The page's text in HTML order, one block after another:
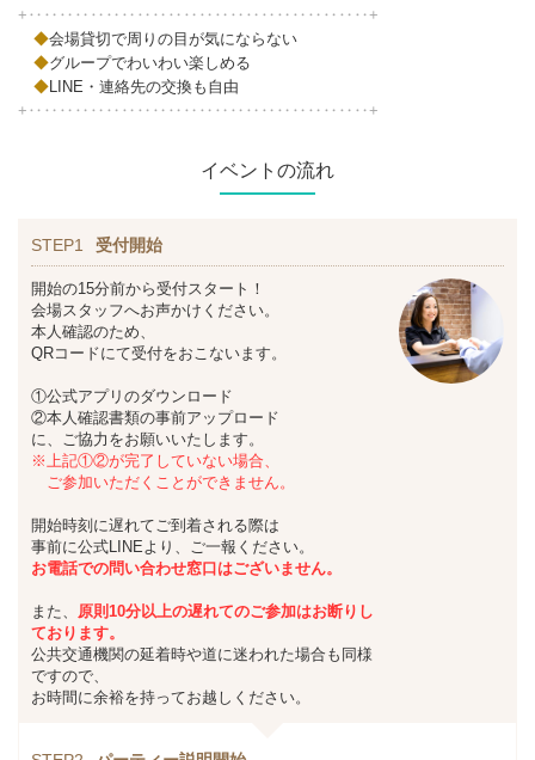
+‥‥‥‥‥‥‥‥‥‥‥‥‥‥‥‥‥‥‥‥‥‥+
◆会場貸切で周りの目が気にならない
◆グループでわいわい楽しめる
◆LINE・連絡先の交換も自由
+‥‥‥‥‥‥‥‥‥‥‥‥‥‥‥‥‥‥‥‥‥‥+
イベントの流れ
STEP1 受付開始
開始の15分前から受付スタート！
会場スタッフへお声かけください。
本人確認のため、
QRコードにて受付をおこないます。
①公式アプリのダウンロード
②本人確認書類の事前アップロード
に、ご協力をお願いいたします。
※上記①②が完了していない場合、
ご参加いただくことができません。
開始時刻に遅れてご到着される際は
事前に公式LINEより、ご一報ください。
お電話での問い合わせ窓口はございません。
また、 原則10分以上の遅れてのご参加はお断りし
ております。
公共交通機関の延着時や道に迷われた場合も同様
ですので、
お時間に余裕を持ってお越しください。